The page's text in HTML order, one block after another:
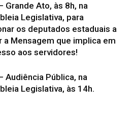
Grande Ato, às 8h, na
Legislativa, para
os deputados estaduais a
a Mensagem que implica em
aos servidores!
Audiência Pública, na
Legislativa, às 14h.